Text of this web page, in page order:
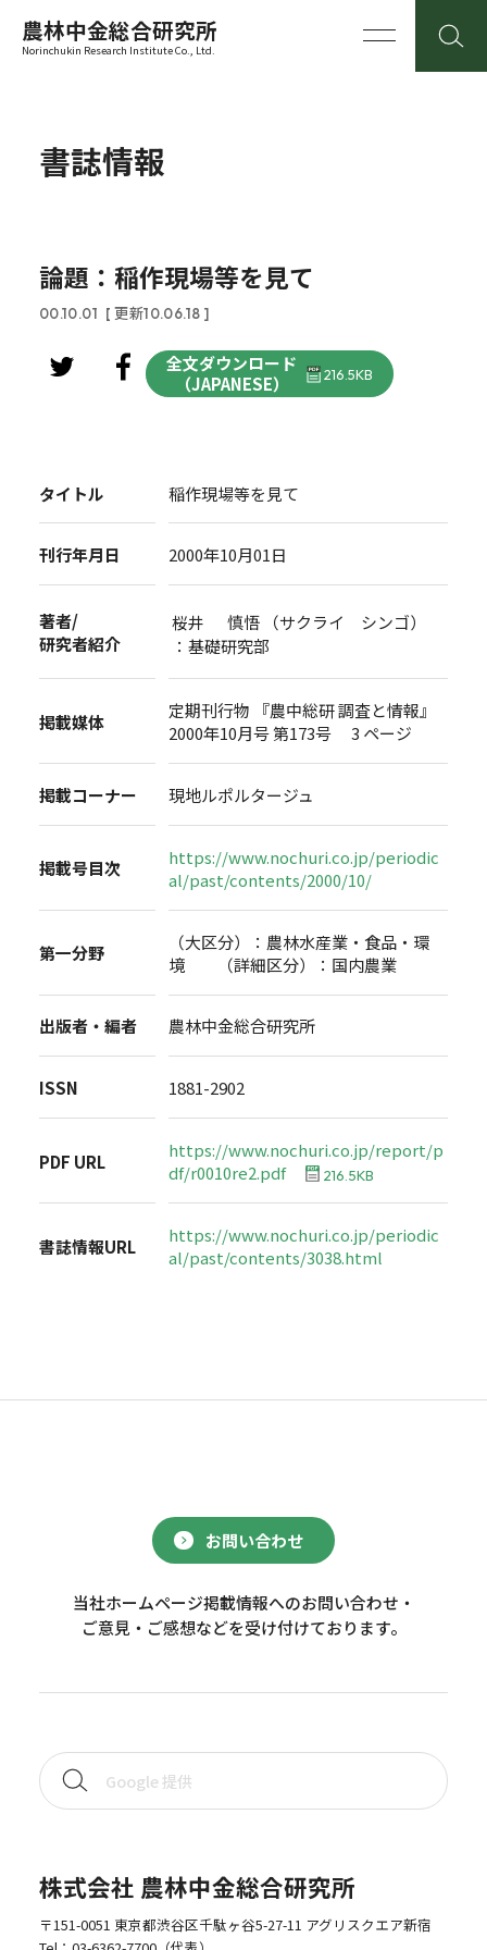
農林中金総合研究所
Norinchukin Research Institute Co., Ltd.
書誌情報
論題：稲作現場等を見て
00.10.01 [ 更新10.06.18 ]
全文ダウンロード
（JAPANESE）
216.5KB
タイトル 稲作現場等を見て
刊行年月日 2000年10月01日
著者/
研究者紹介
桜井 慎悟 （サクライ シンゴ）
：基礎研究部
掲載媒体
定期刊行物 『農中総研 調査と情報』
2000年10月号 第173号 3 ページ
掲載コーナー 現地ルポルタージュ
掲載号目次
https://www.nochuri.co.jp/periodic
al/past/contents/2000/10/
第一分野
（大区分）：農林水産業・食品・環
境 （詳細区分）：国内農業
出版者・編者 農林中金総合研究所
ISSN 1881-2902
PDF URL
https://www.nochuri.co.jp/report/p
df/r0010re2.pdf
216.5KB
書誌情報URL
https://www.nochuri.co.jp/periodic
al/past/contents/3038.html
お問い合わせ
当社ホームページ掲載情報へのお問い合わせ・
ご意見・ご感想などを受け付けております。
株式会社 農林中金総合研究所
〒151-0051 東京都渋谷区千駄ヶ谷5-27-11 アグリスクエア新宿